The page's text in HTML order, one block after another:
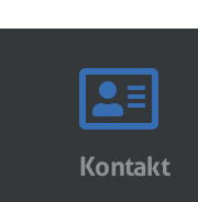
Kontakt